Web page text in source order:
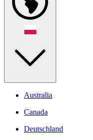
Australia
Canada
Deutschland